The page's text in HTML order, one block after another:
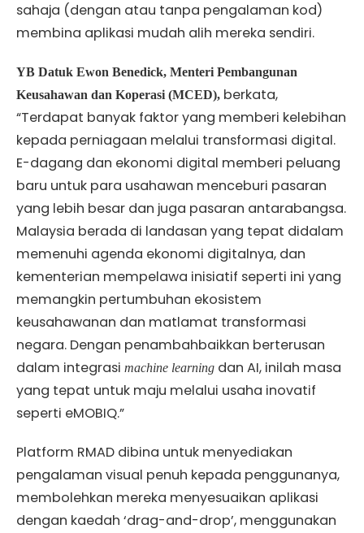
sahaja (dengan atau tanpa pengalaman kod)
membina aplikasi mudah alih mereka sendiri.
YB Datuk Ewon Benedick, Menteri Pembangunan
Keusahawan dan Koperasi (MCED), berkata,
“Terdapat banyak faktor yang memberi kelebihan
kepada perniagaan melalui transformasi digital.
E-dagang dan ekonomi digital memberi peluang
baru untuk para usahawan menceburi pasaran
yang lebih besar dan juga pasaran antarabangsa.
Malaysia berada di landasan yang tepat didalam
memenuhi agenda ekonomi digitalnya, dan
kementerian mempelawa inisiatif seperti ini yang
memangkin pertumbuhan ekosistem
keusahawanan dan matlamat transformasi
negara. Dengan penambahbaikkan berterusan
dalam integrasi machine learning dan AI, inilah masa
yang tepat untuk maju melalui usaha inovatif
seperti eMOBIQ.”
Platform RMAD dibina untuk menyediakan
pengalaman visual penuh kepada penggunanya,
membolehkan mereka menyesuaikan aplikasi
dengan kaedah ‘drag-and-drop’, menggunakan